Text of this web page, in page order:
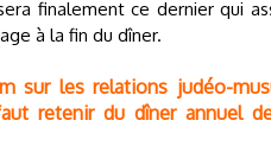
finalement ce dernier qui
à la fin du dîner.
sur les relations judéo-
retenir du dîner annuel